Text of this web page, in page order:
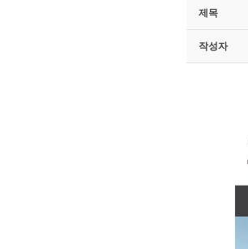
제목
작성자